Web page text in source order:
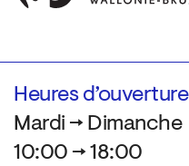
Heures d’ouverture
Mardi → Dimanche
10:00 → 18:00